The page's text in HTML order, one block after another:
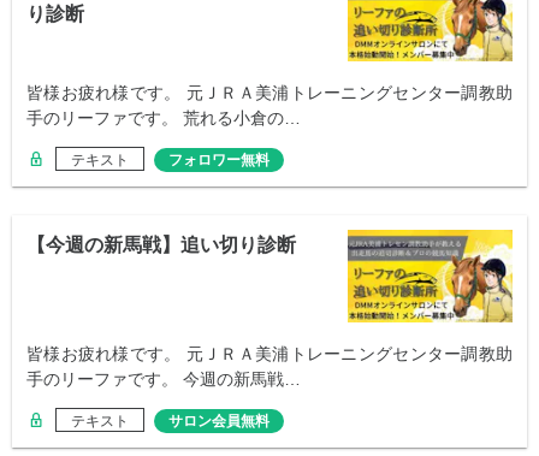
り診断
皆様お疲れ様です。 元ＪＲＡ美浦トレーニングセンター調教助
手のリーファです。 荒れる小倉の…
テキスト フォロワー無料
【今週の新馬戦】追い切り診断
皆様お疲れ様です。 元ＪＲＡ美浦トレーニングセンター調教助
手のリーファです。 今週の新馬戦…
テキスト サロン会員無料